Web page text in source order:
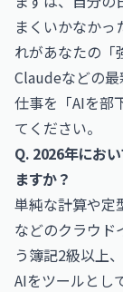
まくいかなか
れがあなたの「
Claudeなどの
仕事を「AIを部
てください。
Q. 2026年にお
ますか？
単純な計算や定
などのクラウド
う簿記2級以上
AIをツールとし